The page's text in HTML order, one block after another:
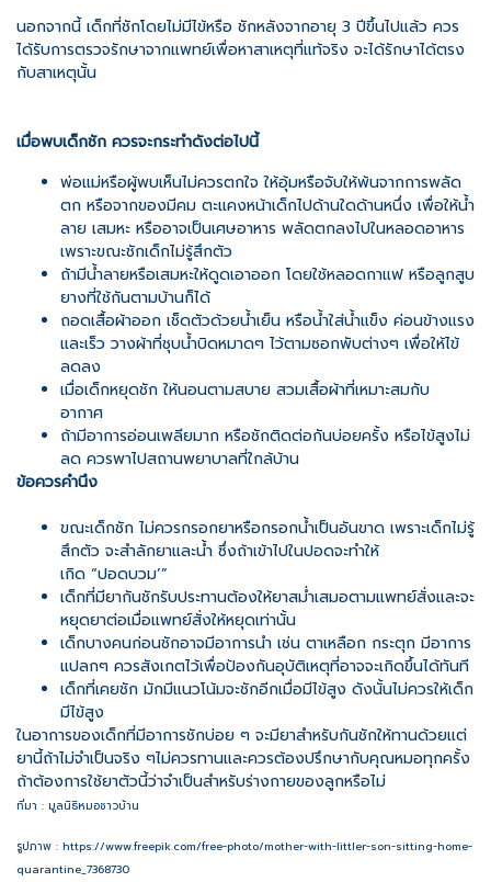
นอกจากนี้ เด็กที่ชักโดยไม่มีไข้หรือ ชักหลังจากอายุ 3 ปีขึ้นไปแล้ว ควร
ได้รับการตรวจรักษาจากแพทย์เพื่อหาสาเหตุที่แท้จริง จะได้รักษาได้ตรง
กับสาเหตุนั้น
เมื่อพบเด็กชัก ควรจะกระทำดังต่อไปนี้
พ่อแม่หรือผู้พบเห็นไม่ควรตกใจ ให้อุ้มหรือจับให้พ้นจากการพลัด
ตก หรือจากของมีคม ตะแคงหน้าเด็กไปด้านใดด้านหนึ่ง เพื่อให้นํ้า
ลาย เสมหะ หรืออาจเป็นเศษอาหาร พลัดตกลงไปในหลอดอาหาร
เพราะขณะชักเด็กไม่รู้สึกตัว
ถ้ามีนํ้าลายหรือเสมหะให้ดูดเอาออก โดยใช้หลอดกาแฟ หรือลูกสูบ
ยางที่ใช้กันตามบ้านก็ได้
ถอดเสื้อผ้าออก เช็ดตัวด้วยนํ้าเย็น หรือนํ้าใส่นํ้าแข็ง ค่อนข้างแรง
และเร็ว วางผ้าที่ชุบนํ้าบิดหมาดๆ ไว้ตามซอกพับต่างๆ เพื่อให้ไข้
ลดลง
เมื่อเด็กหยุดชัก ให้นอนตามสบาย สวมเสื้อผ้าที่เหมาะสมกับ
อากาศ
ถ้ามีอาการอ่อนเพลียมาก หรือชักติดต่อกันบ่อยครั้ง หรือไข้สูงไม่
ลด ควรพาไปสถานพยาบาลที่ใกล้บ้าน
ข้อควรคำนึง
ขณะเด็กชัก ไม่ควรกรอกยาหรือกรอกนํ้าเป็นอันขาด เพราะเด็กไม่รู้
สึกตัว จะสำลักยาและนํ้า ซึ่งถ้าเข้าไปในปอดจะทำให้
เกิด “ปอดบวม’”
เด็กที่มียากันชักรับประทานต้องให้ยาสมํ่าเสมอตามแพทย์สั่งและจะ
หยุดยาต่อเมื่อแพทย์สั่งให้หยุดเท่านั้น
เด็กบางคนก่อนชักอาจมีอาการนำ เช่น ตาเหลือก กระตุก มีอาการ
แปลกๆ ควรสังเกตไว้เพื่อป้องกันอุบัติเหตุที่อาจจะเกิดขึ้นได้ทันที
เด็กที่เคยชัก มักมีแนวโน้มจะชักอีกเมื่อมีไข้สูง ดังนั้นไม่ควรให้เด็ก
มีไข้สูง
ในอาการของเด็กที่มีอาการชักบ่อย ๆ จะมียาสำหรับกันชักให้ทานด้วยแต่
ยานี้ถ้าไม่จำเป็นจริง ๆไม่ควรทานและควรต้องปรึกษากับคุณหมอทุกครั้ง
ถ้าต้องการใช้ยาตัวนี้ว่าจำเป็นสำหรับร่างกายของลูกหรือไม่
ที่มา : มูลนิธิหมอชาวบ้าน
รูปภาพ : https://www.freepik.com/free-photo/mother-with-littler-son-sitting-home-
quarantine_7368730